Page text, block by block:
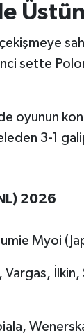
çekişmeye
sette
oyunun
3-1
2026
Myoi
Vargas,